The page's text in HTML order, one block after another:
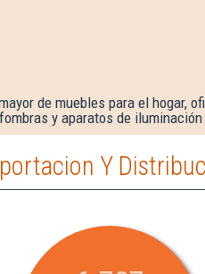
de muebles para el hogar,
y aparatos de iluminación
Y